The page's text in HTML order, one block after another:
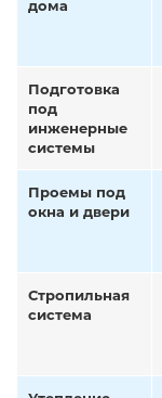
дома
Подготовка
под
инженерные
системы
Проемы под
окна и двери
Стропильная
система